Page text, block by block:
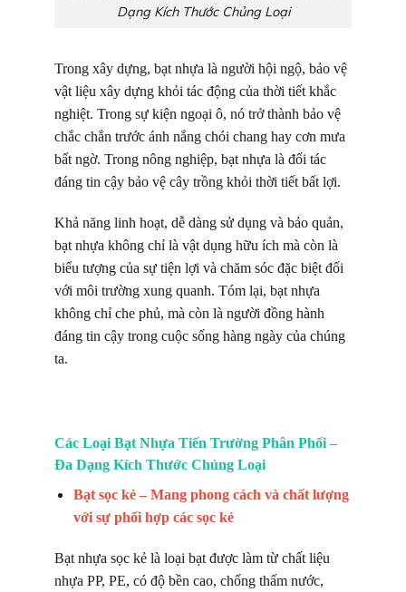
Dạng Kích Thước Chủng Loại
Trong xây dựng, bạt nhựa là người hội ngộ, bảo vệ
vật liệu xây dựng khỏi tác động của thời tiết khắc
nghiệt. Trong sự kiện ngoại ô, nó trở thành bảo vệ
chắc chắn trước ánh nắng chói chang hay cơn mưa
bất ngờ. Trong nông nghiệp, bạt nhựa là đối tác
đáng tin cậy bảo vệ cây trồng khỏi thời tiết bất lợi.
Khả năng linh hoạt, dễ dàng sử dụng và bảo quản,
bạt nhựa không chỉ là vật dụng hữu ích mà còn là
biểu tượng của sự tiện lợi và chăm sóc đặc biệt đối
với môi trường xung quanh. Tóm lại, bạt nhựa
không chỉ che phủ, mà còn là người đồng hành
đáng tin cậy trong cuộc sống hàng ngày của chúng
ta.
Các Loại Bạt Nhựa Tiến Trường Phân Phối –
Đa Dạng Kích Thước Chủng Loại
Bạt sọc kẻ – Mang phong cách và chất lượng
với sự phối hợp các sọc kẻ
Bạt nhựa sọc kẻ là loại bạt được làm từ chất liệu
nhựa PP, PE, có độ bền cao, chống thấm nước,